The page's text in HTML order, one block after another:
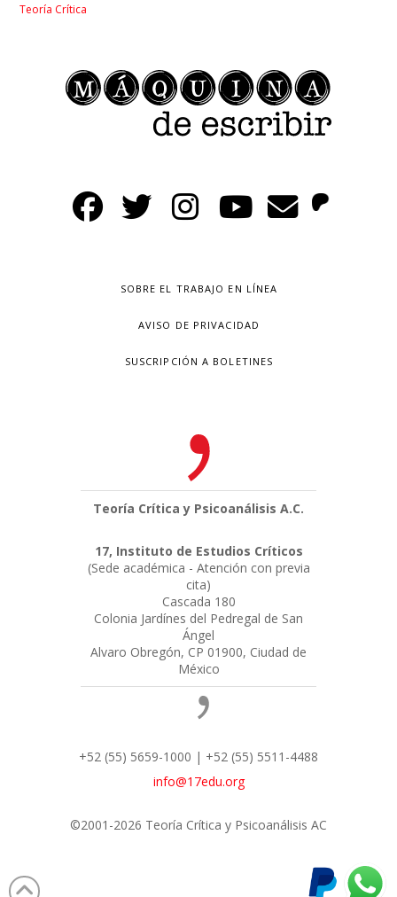
Teoría Crítica
SOBRE EL TRABAJO EN LÍNEA
AVISO DE PRIVACIDAD
SUSCRIPCIÓN A BOLETINES
Teoría Crítica y Psicoanálisis A.C.
17, Instituto de Estudios Críticos
(Sede académica - Atención con previa
cita)
Cascada 180
Colonia Jardínes del Pedregal de San
Ángel
Alvaro Obregón, CP 01900, Ciudad de
México
+52 (55) 5659-1000 | +52 (55) 5511-4488
info@17edu.org
©2001-2026 Teoría Crítica y Psicoanálisis AC